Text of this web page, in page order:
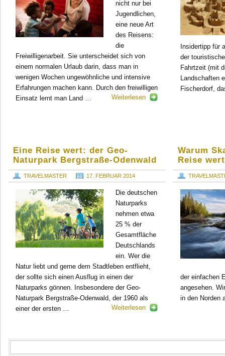
nicht nur bei
Jugendlichen,
eine neue Art
des Reisens:
die
Freiwilligenarbeit. Sie unterscheidet sich von
einem normalen Urlaub darin, dass man in
wenigen Wochen ungewöhnliche und intensive
Erfahrungen machen kann. Durch den freiwilligen
Einsatz lernt man Land …
Weiterlesen
Insidertipp für
der
Fahrtzeit (mit
Landschaften
Fischerdorf,
Eine Reise wert: der Geo-
Naturpark Bergstraße-Odenwald
TRAVELMASTER 17. FEBRUAR 2014
Die deutschen
Naturparks
nehmen etwa
25 % der
Gesamtfläche
Deutschlands
ein. Wer die
Natur liebt und gerne dem Stadtleben entflieht,
der sollte sich einen Ausflug in einen der
Naturparks gönnen. Insbesondere der Geo-
Naturpark Bergstraße-Odenwald, der 1960 als
einer der ersten …
Weiterlesen
Warum
Reise
der einfachen
angesehen.
in den Norden